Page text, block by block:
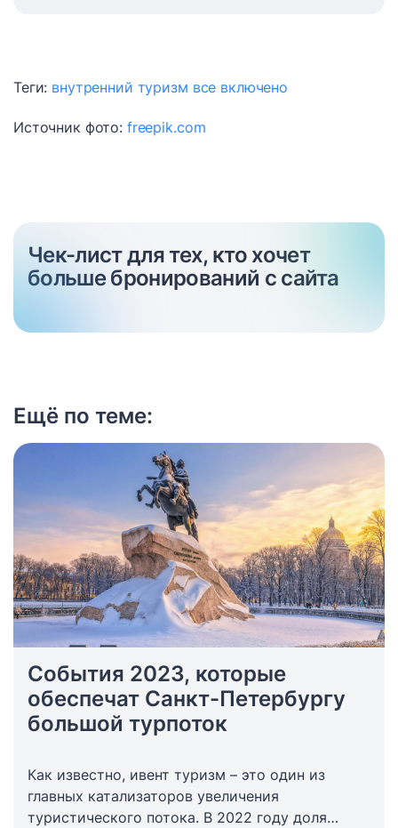
Теги: внутренний туризм все включено
Источник фото: freepik.com
Чек-лист для тех, кто хочет
больше бронирований с сайта
Ещё по теме:
События 2023, которые
обеспечат Санкт-Петербургу
большой турпоток
Как известно, ивент туризм – это один из
главных катализаторов увеличения
туристического потока. В 2022 году доля